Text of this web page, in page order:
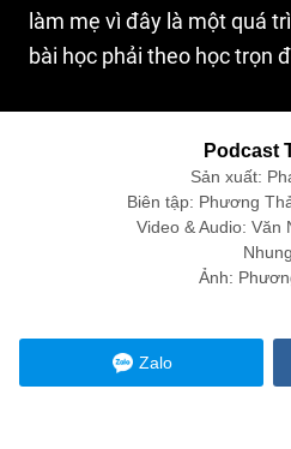
làm mẹ vì đây là một quá
bài học phải theo học trọn
Podcast
Sản xuất:
Biên tập: Phương
Video & Audio: Văn
Nhung
Ảnh:
Zalo